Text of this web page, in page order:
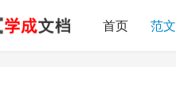
首页 范文